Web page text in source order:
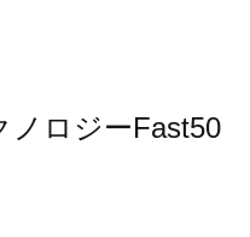
ノロジーFast50